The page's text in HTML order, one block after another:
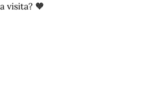
visita? 🧡